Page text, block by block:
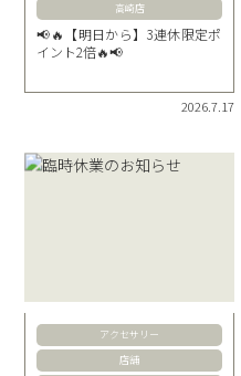
高崎店
📢🔥【明日から】3連休限定ポ
イント2倍🔥📢
2026.7.17
アクセサリー
店舗